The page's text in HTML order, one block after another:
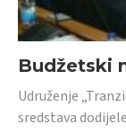
Budžetski
Udruženje
sredstava